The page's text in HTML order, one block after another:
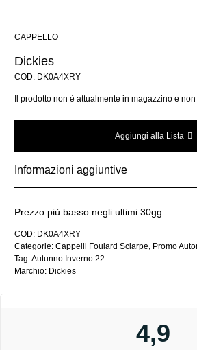
CAPPELLO
Dickies
COD: DK0A4XRY
Il prodotto non è attualmente in magazzino e
Aggiungi alla Lista
Informazioni aggiuntive
Prezzo più basso negli ultimi 30gg:
COD: DK0A4XRY
Categorie: Cappelli Foulard Sciarpe, Promo
Tag:Autunno Inverno 22
Marchio: Dickies
4,9